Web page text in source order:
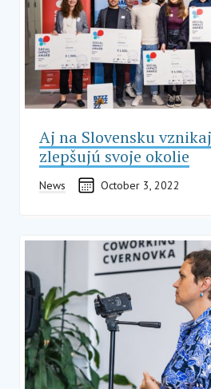
Aj na Slovensku
zlepšujú svoje okolie
News October 3, 2022